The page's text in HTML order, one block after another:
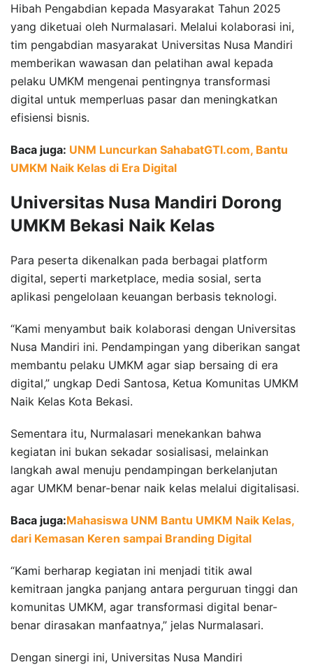
Hibah Pengabdian kepada Masyarakat Tahun 2025
yang diketuai oleh Nurmalasari. Melalui kolaborasi ini,
tim pengabdian masyarakat Universitas Nusa Mandiri
memberikan wawasan dan pelatihan awal kepada
pelaku UMKM mengenai pentingnya transformasi
digital untuk memperluas pasar dan meningkatkan
efisiensi bisnis.
Baca juga: UNM Luncurkan SahabatGTI.com, Bantu
UMKM Naik Kelas di Era Digital
Universitas Nusa Mandiri Dorong
UMKM Bekasi Naik Kelas
Para peserta dikenalkan pada berbagai platform
digital, seperti marketplace, media sosial, serta
aplikasi pengelolaan keuangan berbasis teknologi.
“Kami menyambut baik kolaborasi dengan Universitas
Nusa Mandiri ini. Pendampingan yang diberikan sangat
membantu pelaku UMKM agar siap bersaing di era
digital,” ungkap Dedi Santosa, Ketua Komunitas UMKM
Naik Kelas Kota Bekasi.
Sementara itu, Nurmalasari menekankan bahwa
kegiatan ini bukan sekadar sosialisasi, melainkan
langkah awal menuju pendampingan berkelanjutan
agar UMKM benar-benar naik kelas melalui digitalisasi.
Baca juga:Mahasiswa UNM Bantu UMKM Naik Kelas,
dari Kemasan Keren sampai Branding Digital
“Kami berharap kegiatan ini menjadi titik awal
kemitraan jangka panjang antara perguruan tinggi dan
komunitas UMKM, agar transformasi digital benar-
benar dirasakan manfaatnya,” jelas Nurmalasari.
Dengan sinergi ini, Universitas Nusa Mandiri